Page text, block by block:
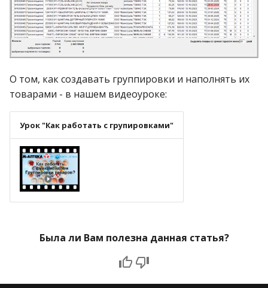
О том, как создавать группировки и наполнять их
товарами - в нашем видеоуроке:
Урок "Как работать с групировками"
Была ли Вам полезна данная статья?